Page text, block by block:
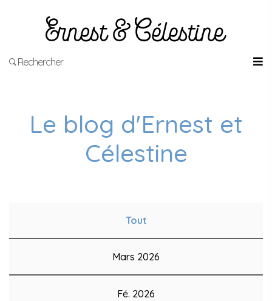
Rechercher
Le blog d'Ernest et
Célestine
Tout
Mars 2026
Fé. 2026